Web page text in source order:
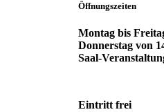
Öffnungszeiten
Montag bis
Donnerstag von
Saal-
Eintritt frei